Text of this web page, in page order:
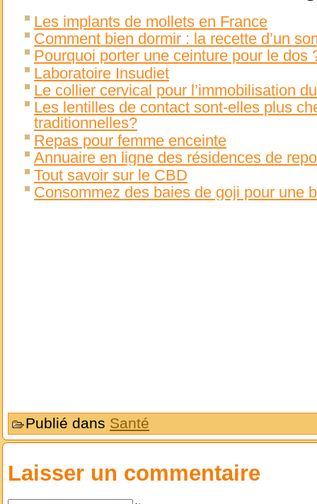
Les implants de mollets en France
Comment bien dormir : la recette d’un
Pourquoi porter une ceinture pour le dos
Laboratoire Insudiet
Le collier cervical pour l’immobilisation
Les lentilles de contact sont-elles plus
traditionnelles?
Repas pour femme enceinte
Annuaire en ligne des résidences de
Tout savoir sur le CBD
Consommez des baies de goji pour une
Publié dans Santé
Laisser un commentaire